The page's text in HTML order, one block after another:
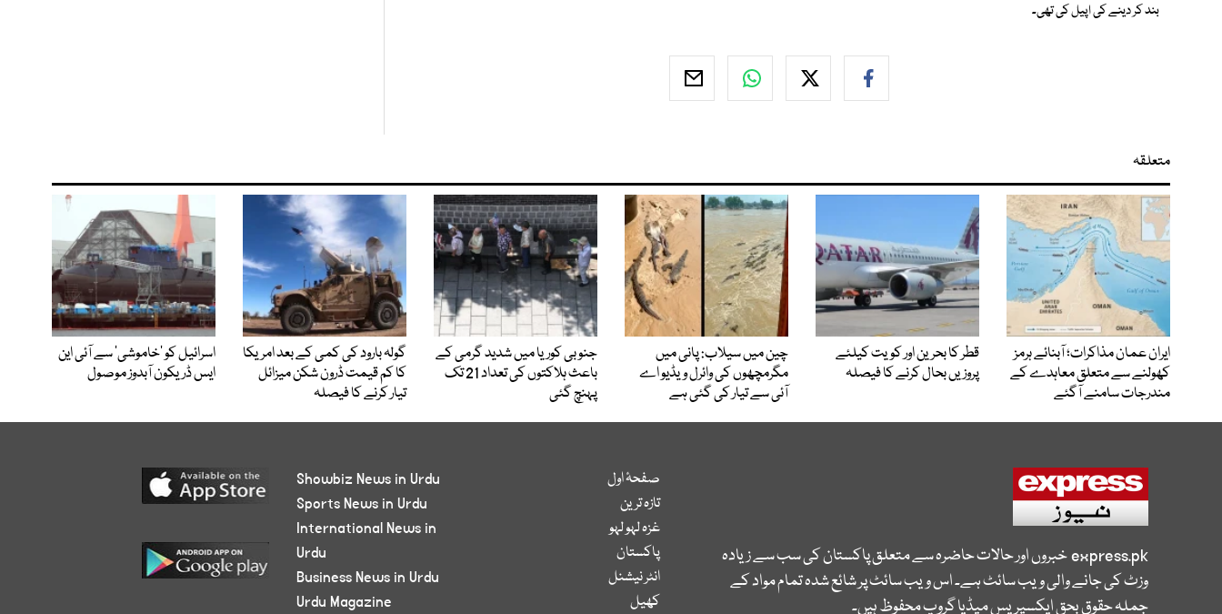
بند کر دینے کی اپیل کی تھی۔
متعلقہ
ایران عمان مذاکرات؛ آبنائے ہرمز
کھولنے سے متعلق معاہدے کے
مندرجات سامنے آگئے
قطر کا بحرین اور کویت کیلئے
پروزیں بحال کرنے کا فیصلہ
چین میں سیلاب: پانی میں
مگرمچھوں کی وائرل ویڈیو اے
آئی سے تیار کی گئی ہے
جنوبی کوریا میں شدید گرمی کے
باعث ہلاکتوں کی تعداد 21 تک
پہنچ گئی
گولہ بارود کی کمی کے بعد امریکا
کا کم قیمت ڈرون شکن میزائل
تیار کرنے کا فیصلہ
اسرائیل کو ’خاموشی‘ سے آئی این
ایس ڈریکون آبدوز موصول
express.pkخبروں اور حالات حاضرہ سے متعلق پاکستان کی سب سے زیادہ
وزٹ کی جانے والی ویب سائٹ ہے۔ اس ویب سائٹ پر شائع شدہ تمام مواد کے
جملہ حقوق بحق ایکسپریس میڈیا گروپ محفوظ ہیں۔
صفحۂ اول
تازہ ترین
غزہ لہو لہو
پاکستان
انٹر نیشنل
کھیل
Showbiz News in Urdu
Sports News in Urdu
International News in
Urdu
Business News in Urdu
Urdu Magazine